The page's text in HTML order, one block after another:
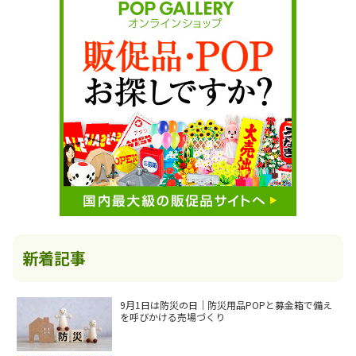
新着記事
9月1日は防災の日｜防災用品POPと募金箱で備え
を呼びかける売場づくり